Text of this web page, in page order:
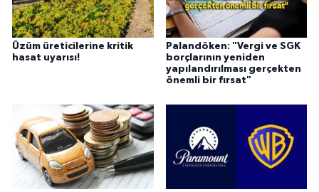
Üzüm üreticilerine kritik
hasat uyarısı!
Palandöken: "Vergi ve SGK
borçlarının yeniden
yapılandırılması gerçekten
önemli bir fırsat"